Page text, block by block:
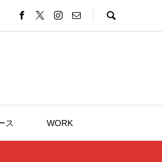
ス WORK